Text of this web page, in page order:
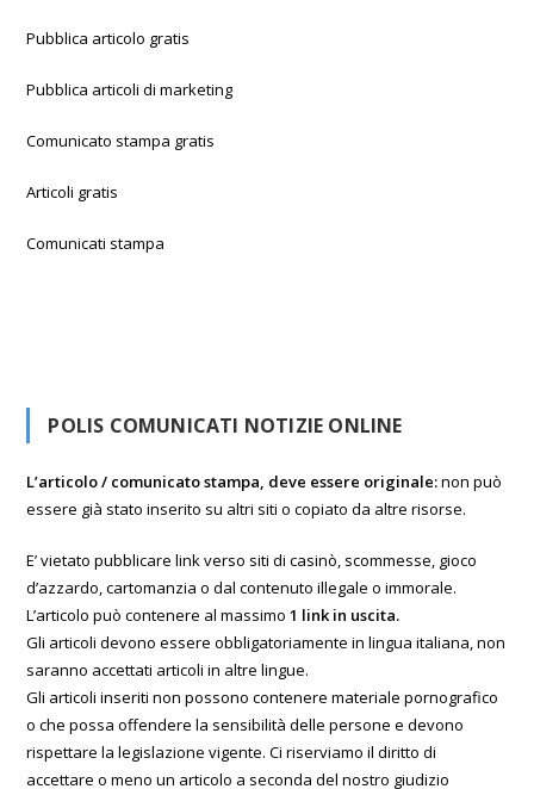
Pubblica articolo gratis
Pubblica articoli di marketing
Comunicato stampa gratis
Articoli gratis
Comunicati stampa
POLIS COMUNICATI NOTIZIE ONLINE
L’articolo / comunicato stampa, deve essere originale:non può
essere già stato inserito su altri siti o copiato da altre risorse.
E’ vietato pubblicare link verso siti di casinò, scommesse, gioco
d’azzardo, cartomanzia o dal contenuto illegale o immorale.
L’articolo può contenere al massimo 1 link in uscita.
Gli articoli devono essere obbligatoriamente in lingua italiana, non
saranno accettati articoli in altre lingue.
Gli articoli inseriti non possono contenere materiale pornografico
o che possa offendere la sensibilità delle persone e devono
rispettare la legislazione vigente. Ci riserviamo il diritto di
accettare o meno un articolo a seconda del nostro giudizio